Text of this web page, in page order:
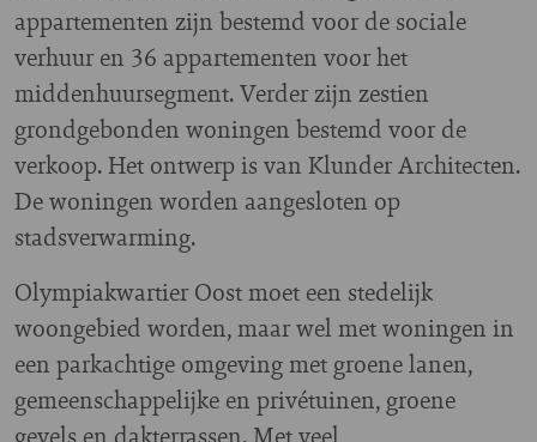
appartementen zijn bestemd voor de sociale
verhuur en 36 appartementen voor het
middenhuursegment. Verder zijn zestien
grondgebonden woningen bestemd voor de
verkoop. Het ontwerp is van Klunder Architecten.
De woningen worden aangesloten op
stadsverwarming.
Olympiakwartier Oost moet een stedelijk
woongebied worden, maar wel met woningen in
een parkachtige omgeving met groene lanen,
gemeenschappelijke en privétuinen, groene
gevels en dakterrassen. Met veel